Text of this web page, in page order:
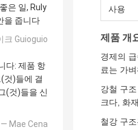
은 일, Ruly
을 줍니다
Guioguio
다: 제품 항
것)들에 결
(것)들을 신
Mae Cena
사용
제품 개
경제의
료는 가
강철 구
크다, 화
철강 구